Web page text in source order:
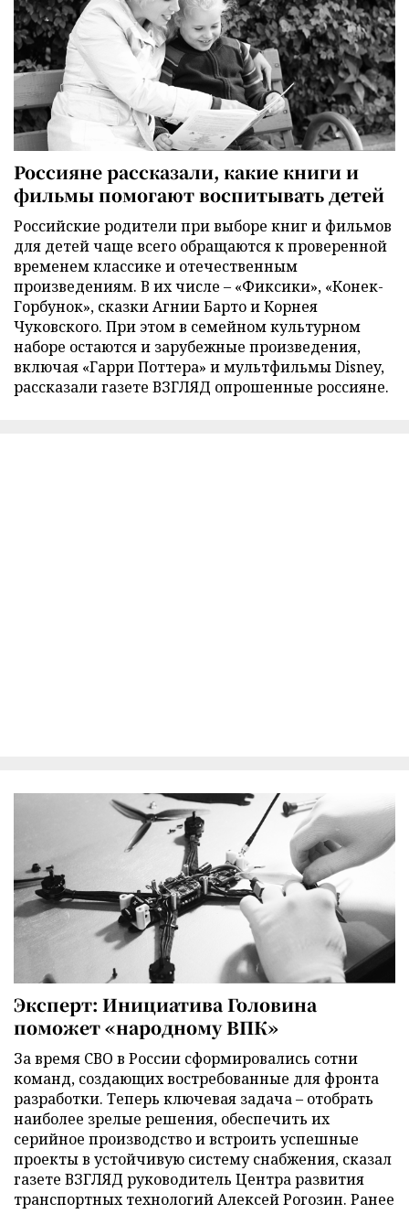
Россияне рассказали, какие книги и
фильмы помогают воспитывать детей
Российские родители при выборе книг и фильмов
для детей чаще всего обращаются к проверенной
временем классике и отечественным
произведениям. В их числе – «Фиксики», «Конек-
Горбунок», сказки Агнии Барто и Корнея
Чуковского. При этом в семейном культурном
наборе остаются и зарубежные произведения,
включая «Гарри Поттера» и мультфильмы Disney,
рассказали газете ВЗГЛЯД опрошенные россияне.
Эксперт: Инициатива Головина
поможет «народному ВПК»
За время СВО в России сформировались сотни
команд, создающих востребованные для фронта
разработки. Теперь ключевая задача – отобрать
наиболее зрелые решения, обеспечить их
серийное производство и встроить успешные
проекты в устойчивую систему снабжения, сказал
газете ВЗГЛЯД руководитель Центра развития
транспортных технологий Алексей Рогозин. Ранее